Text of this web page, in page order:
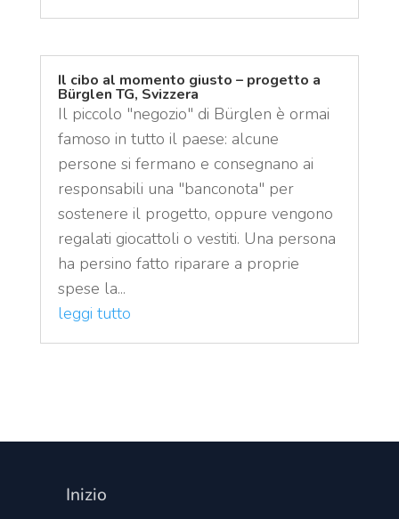
Il cibo al momento giusto – progetto a
Bürglen TG, Svizzera
Il piccolo "negozio" di Bürglen è ormai
famoso in tutto il paese: alcune
persone si fermano e consegnano ai
responsabili una "banconota" per
sostenere il progetto, oppure vengono
regalati giocattoli o vestiti. Una persona
ha persino fatto riparare a proprie
spese la...
leggi tutto
Inizio